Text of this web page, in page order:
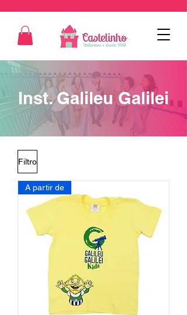
Inst. Galileu Galilei
Filtro
A partir de